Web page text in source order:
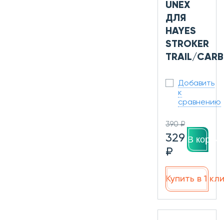
UNEX
ДЛЯ
HAYES
STROKER
TRAIL/
Добавить
к
сравнению
390 ₽
329
₽
В
Купить в 1